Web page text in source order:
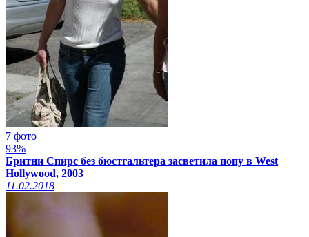
7 фото
93%
Бритни Спирс без бюстгальтера засветила попу в West
Hollywood, 2003
11.02.2018